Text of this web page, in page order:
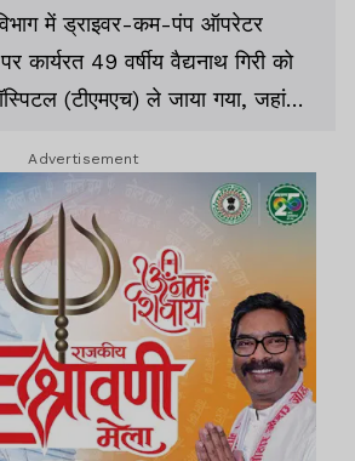
में ड्राइवर-कम-पंप ऑपरेटर
कार्यरत 49 वर्षीय वैद्यनाथ गिरी को
(टीएमएच) ले जाया गया, जहां
विभाग में शोक की लहर दौड़ गई.
Advertisement